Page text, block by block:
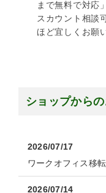
まで無料で対応
スカウント相談
ほど宜しくお願
ショップから
2026/07/17
ワークオフィス移
2026/07/14